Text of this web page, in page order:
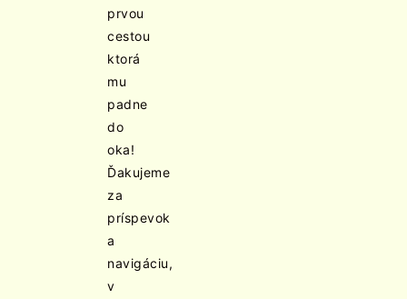
prvou
cestou
ktorá
mu
padne
do
oka!
Ďakujeme
za
príspevok
a
navigáciu,
v